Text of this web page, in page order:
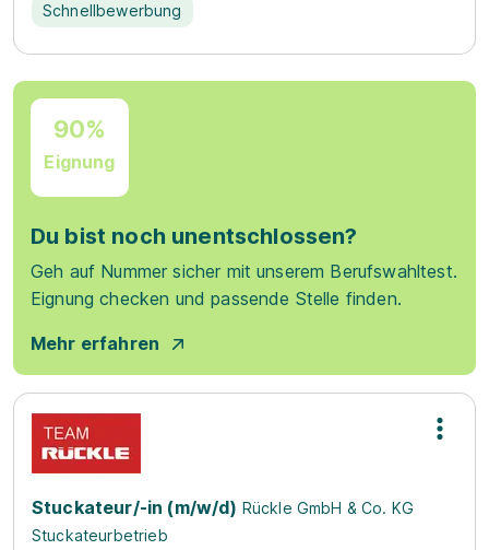
Schnellbewerbung
90%
Eignung
Du bist noch unentschlossen?
Geh auf Nummer sicher mit unserem Berufswahltest.
Eignung checken und passende Stelle finden.
Mehr erfahren
Stuckateur/-in (m/w/d) Rückle GmbH & Co. KG
Stuckateurbetrieb